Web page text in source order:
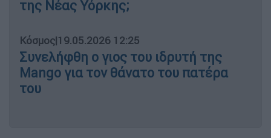
της Νέας Υόρκης;
Κόσμος|19.05.2026 12:25
Συνελήφθη ο γιος του ιδρυτή της
Mango για τον θάνατο του πατέρα
του